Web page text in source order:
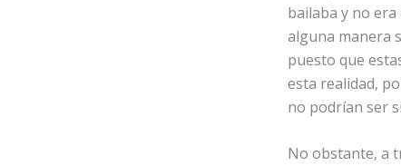
bailaba y no
alguna manera
puesto que
esta realidad,
no podrían ser
No obstante, a